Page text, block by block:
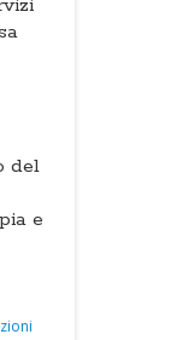
del
e